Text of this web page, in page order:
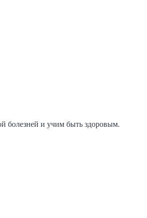
болезней и учим быть здоровым.